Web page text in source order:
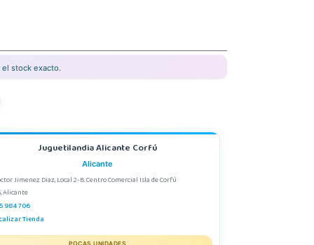
stock exacto.
Juguetilandia Alicante Corfú
Alicante
Jimenez Diaz, Local 2-B. Centro Comercial Isla de Corfú
Alicante
984 706
Tienda
POCAS UNIDADES